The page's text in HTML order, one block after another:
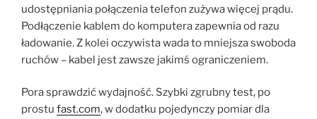
udostępniania połączenia telefon zużywa więcej prądu.
Podłączenie kablem do komputera zapewnia od razu
ładowanie. Z kolei oczywista wada to mniejsza swoboda
ruchów – kabel jest zawsze jakimś ograniczeniem.
Pora sprawdzić wydajność. Szybki zgrubny test, po
prostu fast.com, w dodatku pojedynczy pomiar dla